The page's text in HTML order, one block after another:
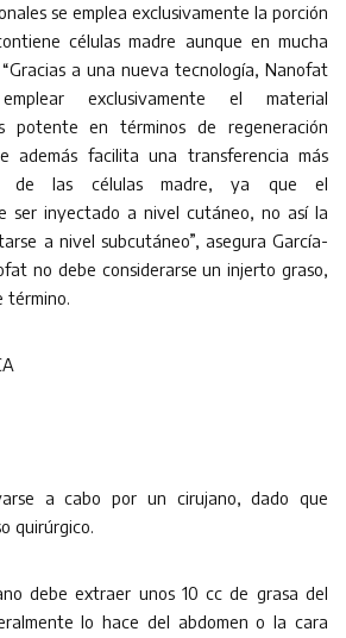
se emplea exclusivamente la porción
células madre aunque en mucha
a una nueva tecnología, Nanofat
exclusivamente el material
potente en términos de regeneración
además facilita una transferencia más
de las células madre, ya que el
ser inyectado a nivel cutáneo, no así la
a nivel subcutáneo”, asegura García-
no debe considerarse un injerto graso,
término.
a cabo por un cirujano, dado que
quirúrgico.
debe extraer unos 10 cc de grasa del
lo hace del abdomen o la cara